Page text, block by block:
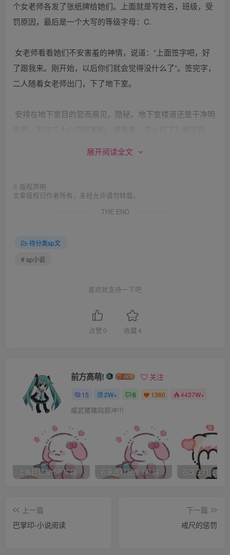
个女老师各发了张纸牌给她们。上面就是写姓名，班级，受
罚原因，最后是一个大写的等级字母：C.
女老师看看她们不安害羞的神情，说道：“上面签字吧，好
了跟我来。刚开始，以后你们就会觉得没什么了“。签完字，
二人随着女老师出门，下了地下室。
安排在地下室目的显而易见，隐秘。地下室楼道还是干净明
走道端头，推开道门，是一个前室，还是很干净光亮的。另
中上端，是个飞机螺旋桨一样的圆形设备，只是端头没有螺
旋桨，就一根短金属管。然后是电线连着边上的一台电脑。
的，果然是。。。。。两个小女生脸上一阵红。不敢看那个
体罚机器。后面隔音门澎的一声，沉闷的关上。最后那个女
老师比较严厉的说:”你两是第一批来体验的，以前没试过，
两个女生低着头，不说话。
小君恩了一句：“知道“
展开阅读全文
© 版权声明
文章版权归作者所有，未经允许请勿转载。
THE END
待分类sp文
# sp小说
喜欢就支持一下吧
点赞 0 收藏4
前方高萌! 关注
15 2W+ 6 1360 4437W+
威武猪猪向前冲!!!
上海打屁股 SP 实践 石家庄打屁股 SP 纯实践
上一篇
巴掌印-小说阅读
下一篇
戒尺的惩罚